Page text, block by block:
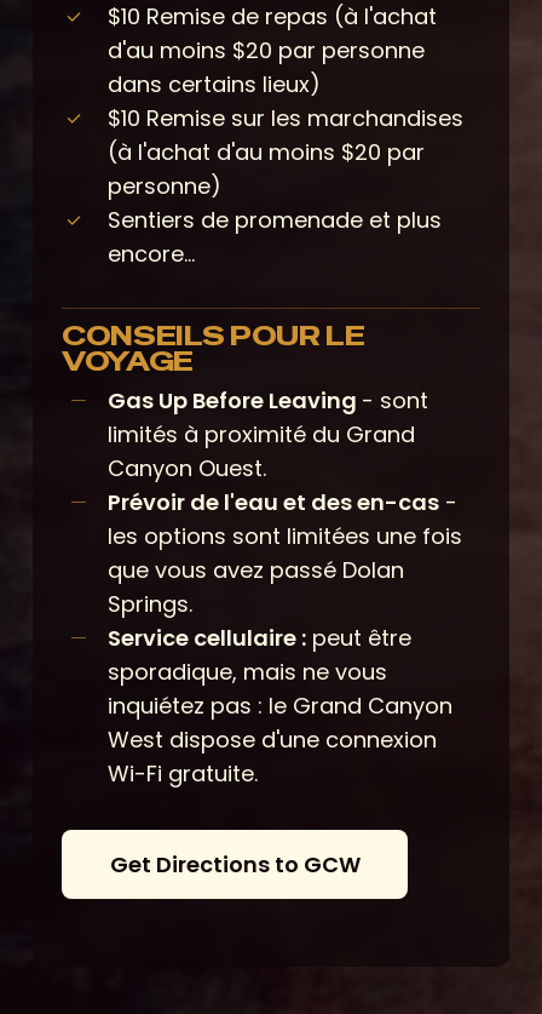
$10 Remise de repas (à l'achat
d'au moins $20 par personne
dans certains lieux)
$10 Remise sur les marchandises
(à l'achat d'au moins $20 par
personne)
Sentiers de promenade et plus
encore...
CONSEILS POUR LE
VOYAGE
Gas Up Before Leaving - sont
limités à proximité du Grand
Canyon Ouest.
Prévoir de l'eau et des en-cas-
les options sont limitées une fois
que vous avez passé Dolan
Springs.
Service cellulaire :peut être
sporadique, mais ne vous
inquiétez pas : le Grand Canyon
West dispose d'une connexion
Wi-Fi gratuite.
Get Directions to GCW